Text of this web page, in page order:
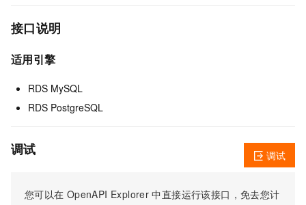
接口说明
适用引擎
RDS MySQL
RDS PostgreSQL
调试
您可以在 OpenAPI Explorer 中直接运行该接口，免去您计
调试